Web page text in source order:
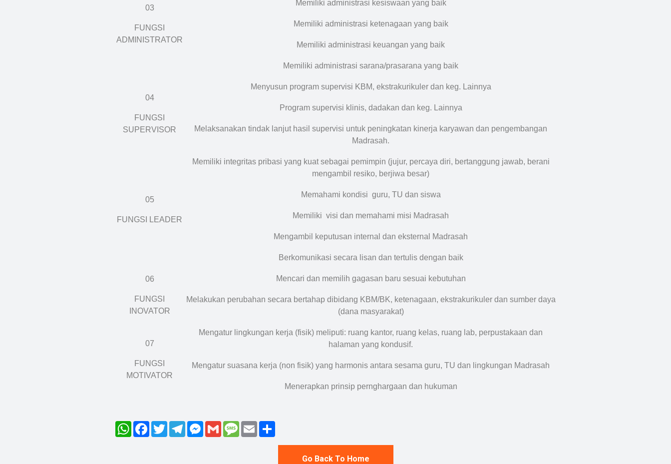
03
FUNGSI
ADMINISTRATOR
Memiliki administrasi kesiswaan yang baik
Memiliki administrasi ketenagaan yang baik
Memiliki administrasi keuangan yang baik
Memiliki administrasi sarana/prasarana yang baik
04
FUNGSI
SUPERVISOR
Menyusun program supervisi KBM, ekstrakurikuler dan keg. Lainnya
Program supervisi klinis, dadakan dan keg. Lainnya
Melaksanakan tindak lanjut hasil supervisi untuk peningkatan kinerja karyawan dan pengembangan
Madrasah.
05
FUNGSI LEADER
Memiliki integritas pribasi yang kuat sebagai pemimpin (jujur, percaya diri, bertanggung jawab, berani
mengambil resiko, berjiwa besar)
Memahami kondisi guru, TU dan siswa
Memiliki visi dan memahami misi Madrasah
Mengambil keputusan internal dan eksternal Madrasah
Berkomunikasi secara lisan dan tertulis dengan baik
06
FUNGSI
INOVATOR
Mencari dan memilih gagasan baru sesuai kebutuhan
Melakukan perubahan secara bertahap dibidang KBM/BK, ketenagaan, ekstrakurikuler dan sumber daya
(dana masyarakat)
07
FUNGSI
MOTIVATOR
Mengatur lingkungan kerja (fisik) meliputi: ruang kantor, ruang kelas, ruang lab, perpustakaan dan
halaman yang kondusif.
Mengatur suasana kerja (non fisik) yang harmonis antara sesama guru, TU dan lingkungan Madrasah
Menerapkan prinsip pernghargaan dan hukuman
WhatsAppFacebook
TwitterTelegramMessenger
Gmail MessageEmail
Go Back To Home